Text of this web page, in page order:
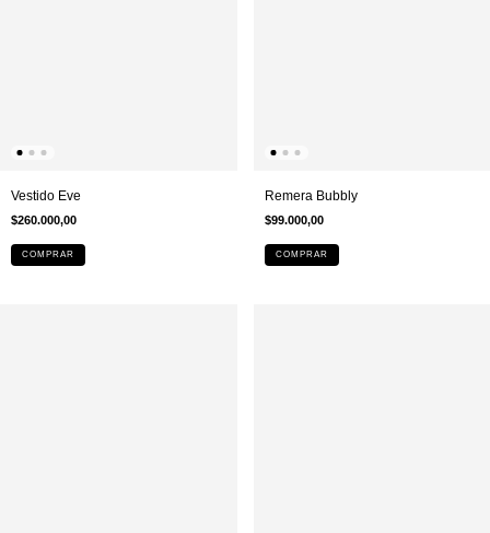
Vestido Eve
$260.000,00
COMPRAR
Remera Bubbly
$99.000,00
COMPRAR